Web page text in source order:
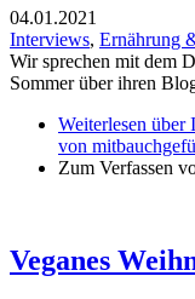
04.01.2021
Interviews, Ernährung
Wir sprechen mit dem
Sommer über ihren
Weiterlesen über
von
Zum Verfassen
Veganes